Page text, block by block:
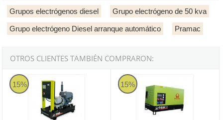
Grupos electrógenos diesel Grupo electrógeno de 50 kva
Grupo electrógeno Diesel arranque automático Pramac
OTROS CLIENTES TAMBIÉN COMPRARON:
15%
Pramac GSA 22 D Diesel MCP - Grupo electrógeno versión abierta
15%
Pramac GBW 10 Y Diesel MCP